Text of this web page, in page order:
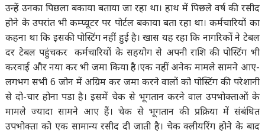
उन्हें उनका पिछला बकाया बताया जा रहा था। हाथ में पिछले वर्ष की रसीद
होने के उपरांत भी कम्प्यूटर पर पोर्टल बकाया बता रहा था। कर्मचारियों का
कहना था कि इसकी पोस्टिंग नहीं हुई है। खास यह रहा कि नागरिकों ने टेबल
दर टेबल पहुंचकर कर्मचारियों के सहयोग से अपनी राशि की पोस्टिंग भी
करवाई और नया कर भी जमा किया है।एक नहीं अनेक मामले सामने आए-
लगभग सभी 6 जोन में अग्रिम कर जमा करने वालों को पोस्टिंग की परेशानी
से दो-चार होना पडा है। इसमें चेक से भूगतान करने वाल उपभोक्ताओं के
मामले ज्यादा सामने आए हैं। चेक से भूगतान की प्रक्रिया में संबंधित
उपभोक्ता को एक सामान्य रसीद दी जाती है। चेक क्लीयरिंग होने के बाद